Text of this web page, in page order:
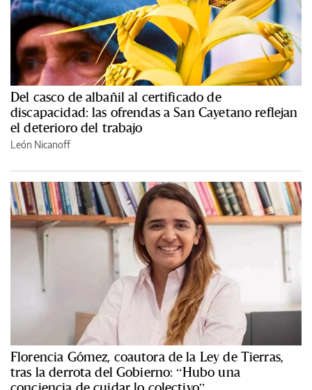
Del casco de albañil al certificado de
discapacidad: las ofrendas a San Cayetano reflejan
el deterioro del trabajo
León Nicanoff
Florencia Gómez, coautora de la Ley de Tierras,
tras la derrota del Gobierno: “Hubo una